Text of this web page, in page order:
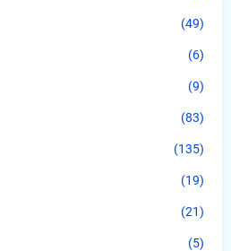
(49)
(6)
(9)
(83)
(135)
(19)
(21)
(5)